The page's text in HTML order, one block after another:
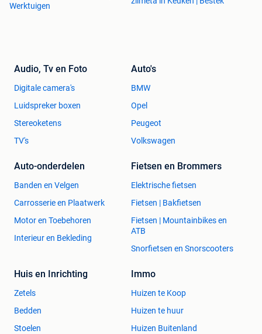
Werktuigen
Audio, Tv en Foto
Digitale camera's
Luidspreker boxen
Stereoketens
TV's
Auto's
BMW
Opel
Peugeot
Volkswagen
Auto-onderdelen
Banden en Velgen
Carrosserie en Plaatwerk
Motor en Toebehoren
Interieur en Bekleding
Fietsen en Brommers
Elektrische fietsen
Fietsen | Bakfietsen
Fietsen | Mountainbikes en
ATB
Snorfietsen en Snorscooters
Huis en Inrichting
Zetels
Bedden
Stoelen
Immo
Huizen te Koop
Huizen te huur
Huizen Buitenland